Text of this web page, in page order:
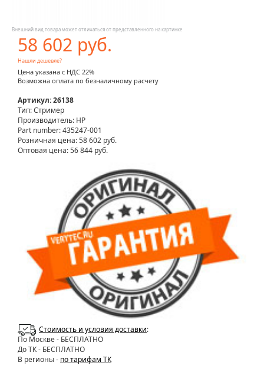
Внешний вид товара может отличаться от представленного на картинке
58 602 руб.
Нашли дешевле?
Цена указана с НДС 22%
Возможна оплата по безналичному расчету
Артикул: 26138
Тип: Стример
Производитель: HP
Part number: 435247-001
Розничная цена:58 602 руб.
Оптовая цена: 56 844 руб.
Стоимость и условия доставки:
По Москве- БЕСПЛАТНО
До ТК - БЕСПЛАТНО
В регионы - по тарифам ТК